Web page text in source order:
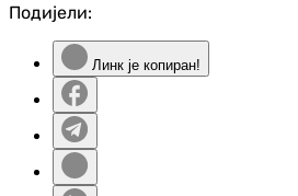
Подијели:
Линк је копиран!